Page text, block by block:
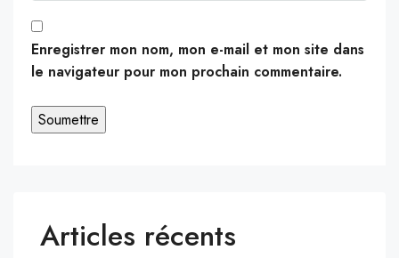
Enregistrer mon nom, mon e-mail et mon site dans
le navigateur pour mon prochain commentaire.
Articles récents